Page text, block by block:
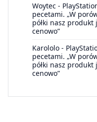
Woytec -
pecetami. „W
półki nasz
cenowo”
Karololo -
pecetami. „W
półki nasz
cenowo”